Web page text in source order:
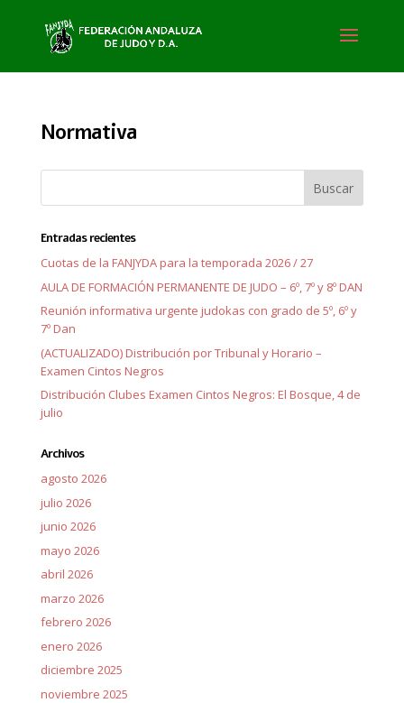
Normativa
Entradas recientes
Cuotas de la FANJYDA para la temporada 2026 / 27
AULA DE FORMACIÓN PERMANENTE DE JUDO – 6º, 7º y 8º DAN
Reunión informativa urgente judokas con grado de 5º, 6º y
7º Dan
(ACTUALIZADO) Distribución por Tribunal y Horario –
Examen Cintos Negros
Distribución Clubes Examen Cintos Negros: El Bosque, 4 de
julio
Archivos
agosto 2026
julio 2026
junio 2026
mayo 2026
abril 2026
marzo 2026
febrero 2026
enero 2026
diciembre 2025
noviembre 2025